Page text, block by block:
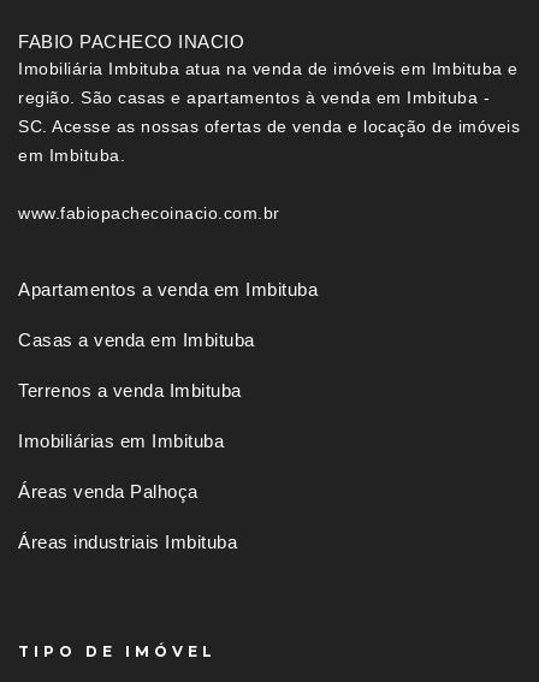
FABIO PACHECO INACIO
Imobiliária Imbituba atua na venda de imóveis em Imbituba e
região. São casas e apartamentos à venda em Imbituba -
SC. Acesse as nossas ofertas de venda e locação de imóveis
em Imbituba.
www.fabiopachecoinacio.com.br
Apartamentos a venda em Imbituba
Casas a venda em Imbituba
Terrenos a venda Imbituba
Imobiliárias em Imbituba
Áreas venda Palhoça
Áreas industriais Imbituba
TIPO DE IMÓVEL